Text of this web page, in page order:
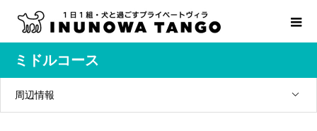
ミドルコース
周辺情報